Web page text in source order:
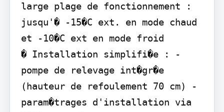
large plage de fonctionnement :
jusqu'� -15�C ext. en mode chaud
et -10�C ext en mode froid
� Installation simplifi�e : -
pompe de relevage int�gr�e
(hauteur de refoulement 70 cm) -
param�trages d'installation via